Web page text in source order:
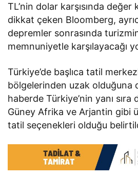
TL’nin dolar karşısında değer
dikkat çeken Bloomberg,
depremler sonrasında
memnuniyetle karşılayacağı
Türkiye’de başlıca tatil
bölgelerinden uzak olduğuna
haberde Türkiye’nin yanı sıra
Güney Afrika ve Arjantin gibi
tatil seçenekleri olduğu